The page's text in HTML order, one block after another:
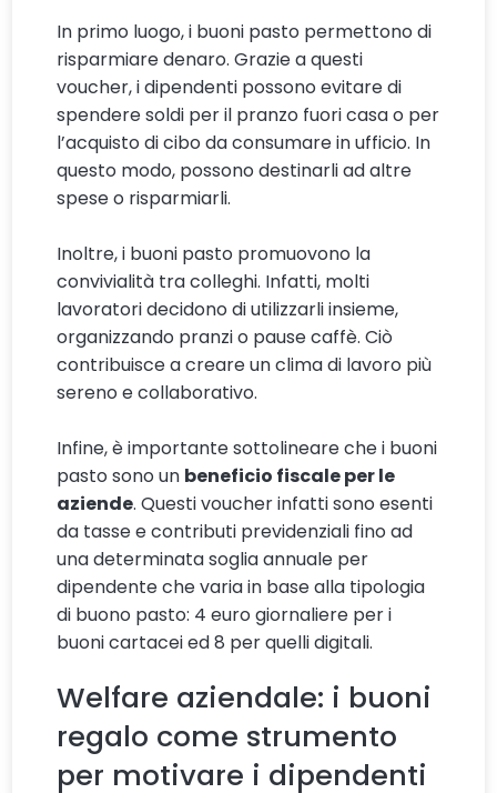
In primo luogo, i buoni pasto permettono di
risparmiare denaro. Grazie a questi
voucher, i dipendenti possono evitare di
spendere soldi per il pranzo fuori casa o per
l’acquisto di cibo da consumare in ufficio. In
questo modo, possono destinarli ad altre
spese o risparmiarli.
Inoltre, i buoni pasto promuovono la
convivialità tra colleghi. Infatti, molti
lavoratori decidono di utilizzarli insieme,
organizzando pranzi o pause caffè. Ciò
contribuisce a creare un clima di lavoro più
sereno e collaborativo.
Infine, è importante sottolineare che i buoni
pasto sono un beneficio fiscale per le
aziende. Questi voucher infatti sono esenti
da tasse e contributi previdenziali fino ad
una determinata soglia annuale per
dipendente che varia in base alla tipologia
di buono pasto: 4 euro giornaliere per i
buoni cartacei ed 8 per quelli digitali.
Welfare aziendale: i buoni
regalo come strumento
per motivare i dipendenti